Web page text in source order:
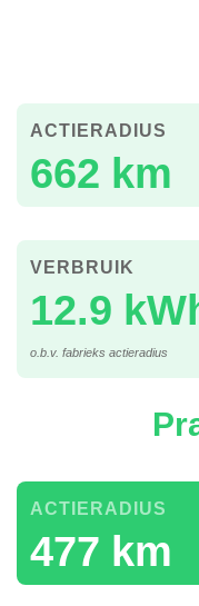
662 km
ACTIERADIUS
12.9
VERBRUIK
o.b.v. fabrieks actieradius
477 km
ACTIERADIUS